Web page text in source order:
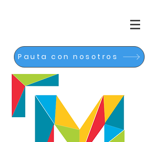
Pauta con nosotros